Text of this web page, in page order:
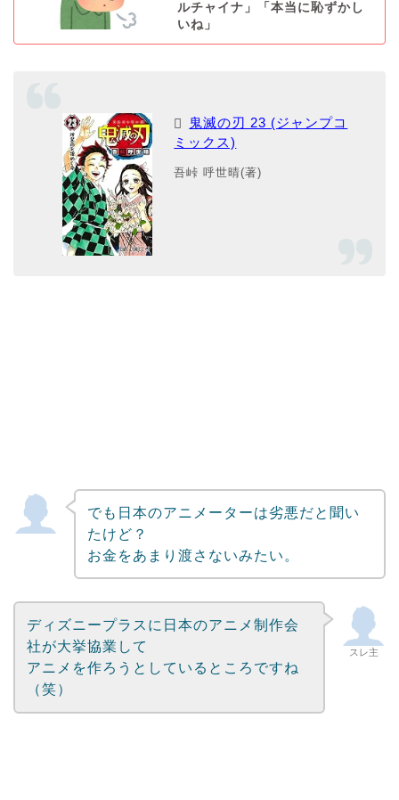
ルチャイナ」「本当に恥ずかし
いね」
鬼滅の刃 23 (ジャンプコ
ミックス)
吾峠 呼世晴(著)
でも日本のアニメーターは劣悪だと聞い
たけど？
お金をあまり渡さないみたい。
スレ主
ディズニープラスに日本のアニメ制作会
社が大挙協業して
アニメを作ろうとしているところですね
（笑）